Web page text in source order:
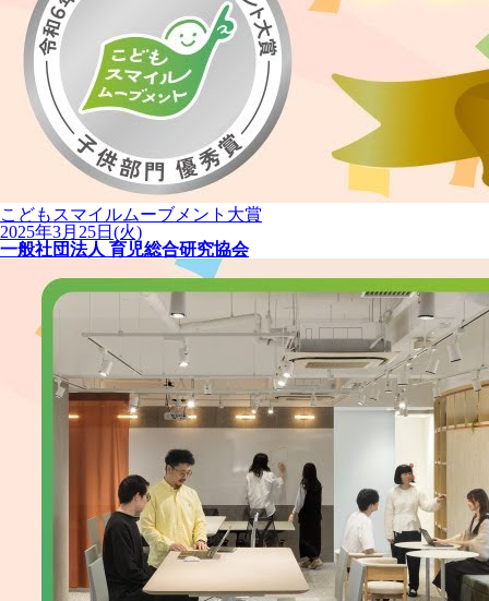
こどもスマイルムーブメント大賞
2025年3月25日(火)
一般社団法人 育児総合研究協会